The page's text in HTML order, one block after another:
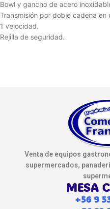
Bowl y gancho de acero
Transmisión por doble cadena en
1 velocidad.
Rejilla de seguridad.
Venta de equipos
supermercados,
MESA
+56 9